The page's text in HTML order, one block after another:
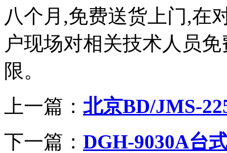
八个月,免费送货上门,在
户现场对相关技术人员
限。
上一篇： 北京BD/JMS-
下一篇： DGH-9030A台